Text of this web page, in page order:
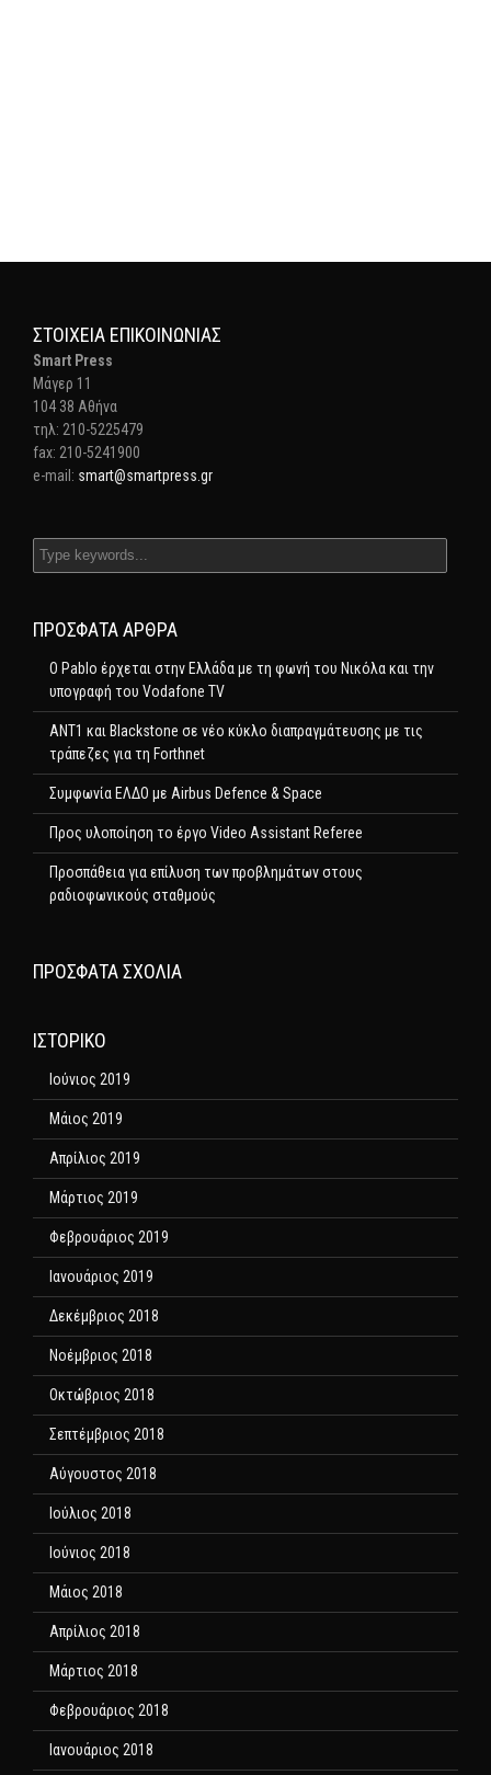
ΣΤΟΙΧΕΊΑ ΕΠΙΚΟΙΝΩΝΊΑΣ
Smart Press
Mάγερ 11
104 38 Αθήνα
τηλ: 210-5225479
fax: 210-5241900
e-mail: smart@smartpress.gr
ΠΡΌΣΦΑΤΑ ΆΡΘΡΑ
Ο Pablo έρχεται στην Ελλάδα με τη φωνή του Νικόλα και την
υπογραφή του Vodafone TV
ΑΝΤ1 και Blackstone σε νέο κύκλο διαπραγμάτευσης με τις
τράπεζες για τη Forthnet
Συμφωνία ΕΛΔΟ με Airbus Defence & Space
Προς υλοποίηση το έργο Video Assistant Referee
Προσπάθεια για επίλυση των προβλημάτων στους
ραδιοφωνικούς σταθμούς
ΠΡΌΣΦΑΤΑ ΣΧΌΛΙΑ
ΙΣΤΟΡΙΚΌ
Ιούνιος 2019
Μάιος 2019
Απρίλιος 2019
Μάρτιος 2019
Φεβρουάριος 2019
Ιανουάριος 2019
Δεκέμβριος 2018
Νοέμβριος 2018
Οκτώβριος 2018
Σεπτέμβριος 2018
Αύγουστος 2018
Ιούλιος 2018
Ιούνιος 2018
Μάιος 2018
Απρίλιος 2018
Μάρτιος 2018
Φεβρουάριος 2018
Ιανουάριος 2018